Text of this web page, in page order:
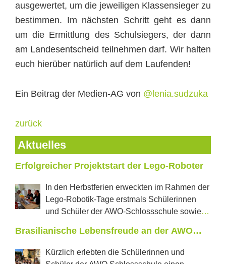
ausgewertet, um die jeweiligen Klassensieger zu
bestimmen. Im nächsten Schritt geht es dann
um die Ermittlung des Schulsiegers, der dann
am Landesentscheid teilnehmen darf. Wir halten
euch hierüber natürlich auf dem Laufenden!
Ein Beitrag der Medien-AG von @lenia.sudzuka
zurück
Aktuelles
Erfolgreicher Projektstart der Lego-Roboter
In den Herbstferien erweckten im Rahmen der
Lego-Robotik-Tage erstmals Schülerinnen
und Schüler der AWO-Schlossschule sowie
Roboter und selbstfahrende Autos zum Leben. In
jeweils zwei Projekttagen konnten die Jugendlichen
erproben, was in den vom Förderverein Castillo e.V.
Brasilianische Lebensfreude an der AWO
Kürzlich erlebten die Schülerinnen und